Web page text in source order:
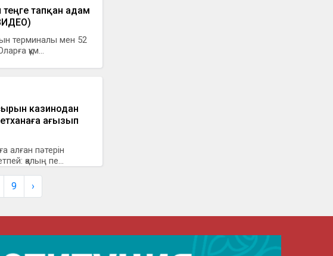
тапқан адам
терминалы мен 52
құм...
казинодан
ағызып
алған пәтерін
қалың пе...
9 ›